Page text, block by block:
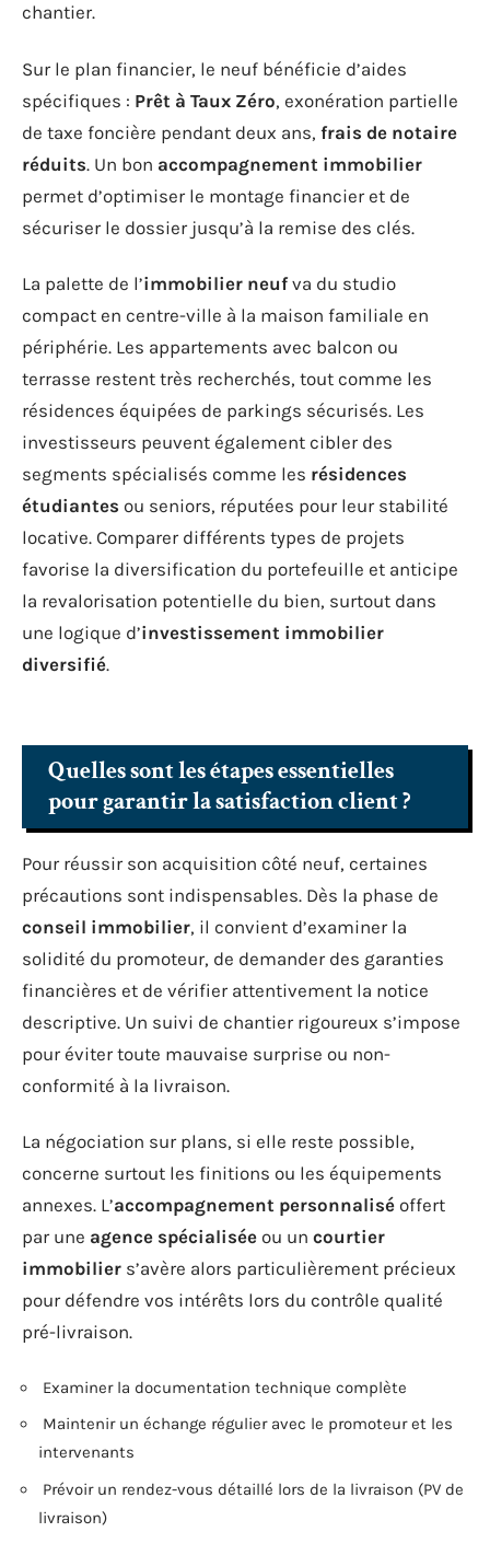
chantier.
Sur le plan financier, le neuf bénéficie d’aides
spécifiques : Prêt à Taux Zéro, exonération partielle
de taxe foncière pendant deux ans, frais de notaire
réduits. Un bon accompagnement immobilier
permet d’optimiser le montage financier et de
sécuriser le dossier jusqu’à la remise des clés.
La palette de l’immobilier neufva du studio
compact en centre-ville à la maison familiale en
périphérie. Les appartements avec balcon ou
terrasse restent très recherchés, tout comme les
résidences équipées de parkings sécurisés. Les
investisseurs peuvent également cibler des
segments spécialisés comme les résidences
étudiantes ou seniors, réputées pour leur stabilité
locative. Comparer différents types de projets
favorise la diversification du portefeuille et anticipe
la revalorisation potentielle du bien, surtout dans
une logique d’investissement immobilier
diversifié.
Quelles sont les étapes essentielles
pour garantir la satisfaction client ?
Pour réussir son acquisition côté neuf, certaines
précautions sont indispensables. Dès la phase de
conseil immobilier, il convient d’examiner la
solidité du promoteur, de demander des garanties
financières et de vérifier attentivement la notice
descriptive. Un suivi de chantier rigoureux s’impose
pour éviter toute mauvaise surprise ou non-
conformité à la livraison.
La négociation sur plans, si elle reste possible,
concerne surtout les finitions ou les équipements
annexes. L’accompagnement personnalisé offert
par une agence spécialisée ou un courtier
immobilier s’avère alors particulièrement précieux
pour défendre vos intérêts lors du contrôle qualité
pré-livraison.
Examiner la documentation technique complète
Maintenir un échange régulier avec le promoteur et les
intervenants
Prévoir un rendez-vous détaillé lors de la livraison (PV de
livraison)